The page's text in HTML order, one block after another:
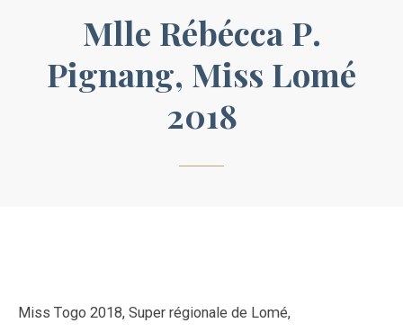
Mlle Rébécca P.
Pignang, Miss Lomé
2018
Miss Togo 2018, Super régionale de Lomé,